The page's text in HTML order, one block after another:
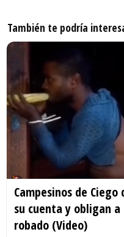
También te podría
Campesinos de
su cuenta y obligan
robado (Video)